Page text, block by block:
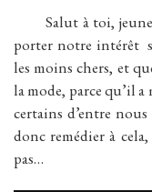
Salut à toi, jeune
porter notre intérêt
les moins chers, et
la mode, parce qu’il
certains d’entre
donc remédier à
pas…